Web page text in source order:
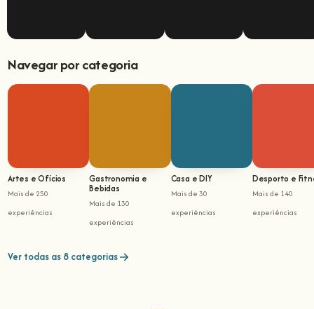
Navegar por categoria
Artes e Ofícios
Mais de 250
experiências
Gastronomia e
Bebidas
Mais de 130
experiências
Casa e DIY
Mais de 30
experiências
Desporto e
Mais de 140
experiências
Ver todas as 8 categorias